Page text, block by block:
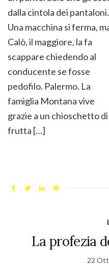
dalla cintola dei pantaloni.
Una macchina si ferma,
Calò, il maggiore, la fa
scappare chiedendo al
conducente se fosse
pedofilo. Palermo. La
famiglia Montana vive
grazie a un chioschetto di
frutta […]
La profezia
22